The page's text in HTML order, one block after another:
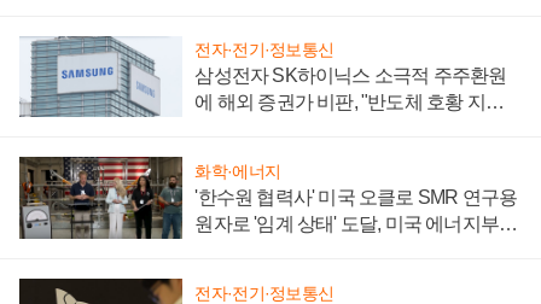
전자·전기·정보통신
삼성전자 SK하이닉스 소극적 주주환원
에 해외 증권가 비판, "반도체 호황 지속
화학·에너지
'한수원 협력사' 미국 오클로 SMR 연구용
원자로 '임계 상태' 도달, 미국 에너지부
전자·전기·정보통신